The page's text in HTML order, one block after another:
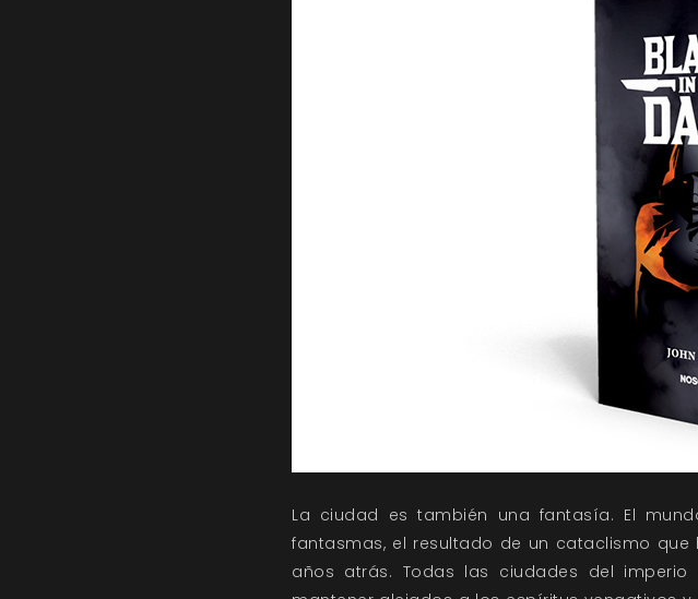
La ciudad es también una fantasía. El
fantasmas, el resultado de un cataclismo
años atrás. Todas las ciudades del